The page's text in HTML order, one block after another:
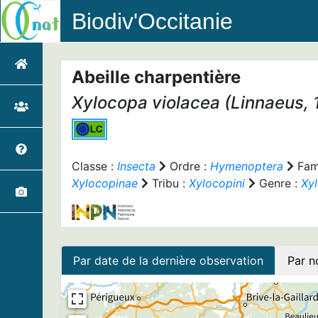
Biodiv'Occitanie
Abeille charpentière
Xylocopa violacea (Linnaeus,
Classe : Insecta Ordre : Hymenoptera
Xylocopinae
Tribu : Xylocopini Genre :
Par date de la dernière observation Par